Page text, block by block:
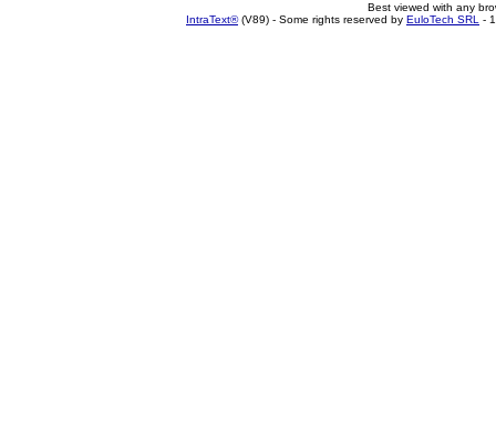
Best viewed with any
IntraText®(V89) - Some rights reserved by EuloTech SRL -